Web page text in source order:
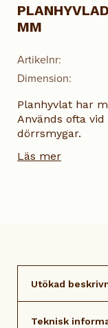
Artikelnr:
Dimension:
MM
Planhyvlat har
Används ofta
dörrsmygar.
Läs mer
Utökad
Teknisk